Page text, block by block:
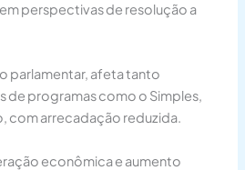
perspectivas de resolução a
parlamentar, afeta tanto
de programas como o Simples,
com arrecadação reduzida.
econômica e aumento